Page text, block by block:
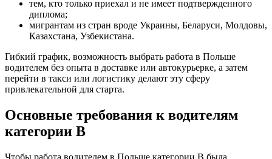
тем, кто только приехал и не имеет подтвержденного
диплома;
мигрантам из стран вроде Украины, Беларуси, Молдовы,
Казахстана, Узбекистана.
Гибкий график, возможность выбрать работа в Польше
водителем без опыта в доставке или автокурьерке, а затем
перейти в такси или логистику делают эту сферу
привлекательной для старта.
Основные требования к водителям
категории B
Чтобы работа водителем в Польше категории B была